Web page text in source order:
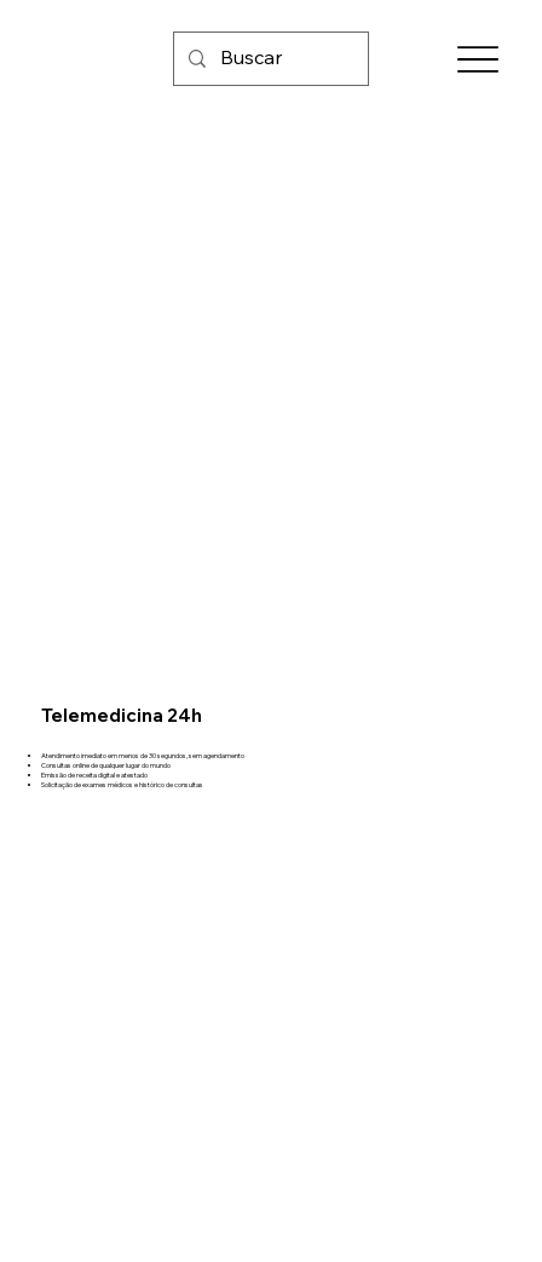
Telemedicina 24h
Atendimento imediato em menos de 30 segundos, sem agendamento
Consultas online de qualquer lugar do mundo
Emissão de receita digital e atestado
Solicitação de exames médicos e histórico de consultas